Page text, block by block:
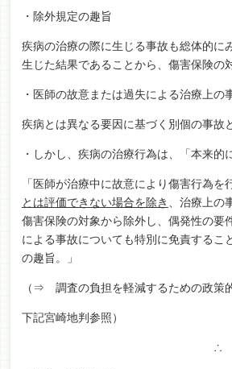
・除外規定の趣旨
疾病の治療の際に生じる事故も総体的に
生じた結果であることから、傷害保険の
・医師の故意または過失による治療上の
疾病とは異なる要因に基づく別個の事故
・しかし、疾病の治療行為は、「本来的
「医師が治療中に故意により傷害行為を
とは評価できない場合を除き 、治療上の
傷害保険の対象から除外し、偶発性の要
による事故についても特別に免責するこ
の趣旨。」
（⇒ 調査の負担を軽減するための政策
下記宮崎地判参照）
∴ 除外さ